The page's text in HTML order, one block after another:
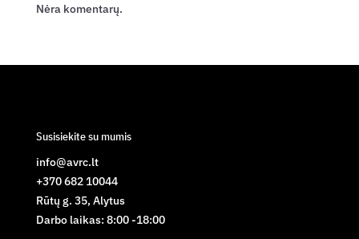
Nėra komentarų.
Susisiekite su mumis
info@avrc.lt
+370 682 10044
Rūtų g. 35, Alytus
Darbo laikas: 8:00 -18:00